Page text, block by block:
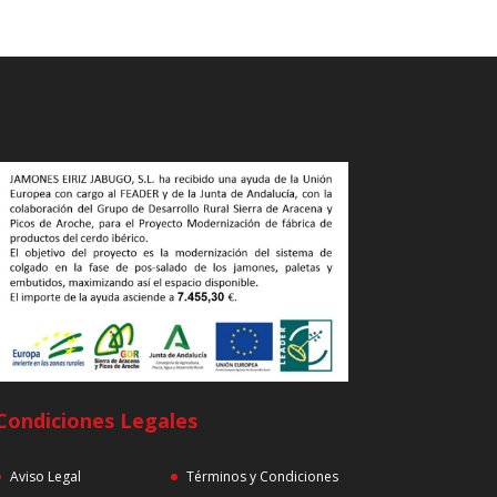
Legales
Aviso Legal Términos y Condiciones